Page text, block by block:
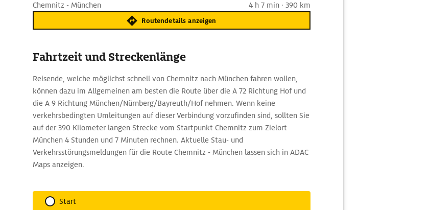
Chemnitz - München 4 h 7 min · 390 km
Routendetails anzeigen
Fahrtzeit und Streckenlänge
Reisende, welche möglichst schnell von Chemnitz nach München fahren wollen,
können dazu im Allgemeinen am besten die Route über die A 72 Richtung Hof und
die A 9 Richtung München/Nürnberg/Bayreuth/Hof nehmen. Wenn keine
verkehrsbedingten Umleitungen auf dieser Verbindung vorzufinden sind, sollten Sie
auf der 390 Kilometer langen Strecke vom Startpunkt Chemnitz zum Zielort
München 4 Stunden und 7 Minuten rechnen. Aktuelle Stau- und
Verkehrsstörungsmeldungen für die Route Chemnitz - München lassen sich in ADAC
Maps anzeigen.
Start